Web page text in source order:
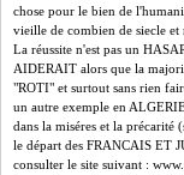
chose pour le bien de
vieille de combien de siecle et
La réussite n'est pas un
AIDERAIT alors que la
"ROTI" et surtout sans rien
un autre exemple en
dans la miséres et la précarité
le départ des FRANCAIS ET
consulter le site suivant :